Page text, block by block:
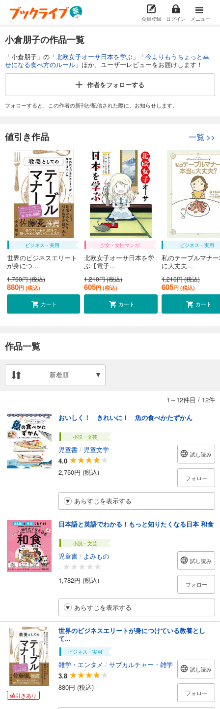
会員登録 ログイン メニュー
小倉朋子の作品一覧
「小倉朋子」の「北欧女子オーサ日本を学ぶ 」「今よりもうちょっと幸
せになる食べ方のルール 」ほか、ユーザーレビューをお届けします！
作者をフォローする
フォローすると、この作者の新刊が配信された際に、お知らせします。
値引き作品 一覧 >>
ビジネス・実用
世界のビジネスエリート
が身につ...
1,760円 (税込)
880円 (税込)
カート
少女・女性マンガ
北欧女子オーサ日本を学
ぶ【電子...
1,210円 (税込)
605円 (税込)
カート
ビジネス・実用
私のテーブルマナ
に大丈夫...
1,210円 (税込)
605円 (税込)
カート
作品一覧
新着順
1～12件目 / 12件
おいしく！ きれいに！ 魚の食べかたずかん
小説・文芸
児童書 / 児童文学
4.0
2,750円 (税込)
試し読み
フォロー
あらすじを表示する
日本語と英語でわかる！もっと知りたくなる日本 和食
小説・文芸
児童書 / よみもの
-
1,782円 (税込)
試し読み
フォロー
あらすじを表示する
値引きあり
世界のビジネスエリートが身につけている教養とし
て...
ビジネス・実用
雑学・エンタメ / サブカルチャー・雑学
3.8
880円 (税込)
試し読み
フォロー